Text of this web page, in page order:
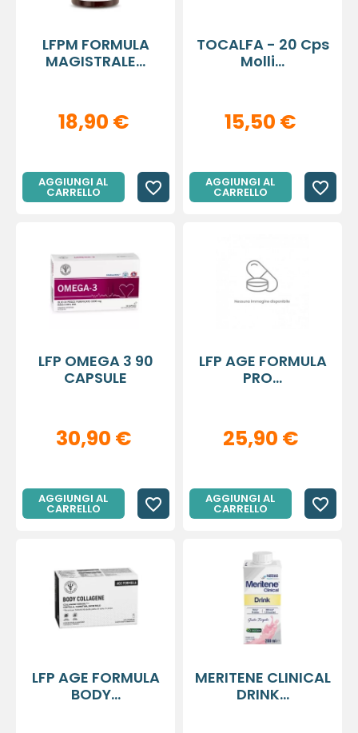
LFPM FORMULA
MAGISTRALE...
18,90 €
AGGIUNGI AL
CARRELLO favorite_border
TOCALFA - 20 Cps
Molli...
15,50 €
AGGIUNGI AL
CARRELLO favorite_border
LFP OMEGA 3 90
CAPSULE
30,90 €
AGGIUNGI AL
CARRELLO favorite_border
LFP AGE FORMULA
PRO...
25,90 €
AGGIUNGI AL
CARRELLO favorite_border
LFP AGE FORMULA
BODY...
MERITENE CLINICAL
DRINK...